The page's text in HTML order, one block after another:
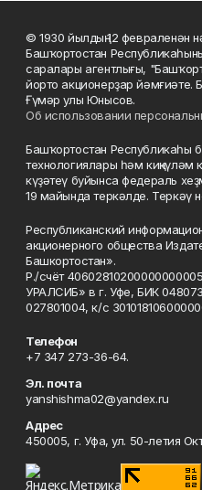
© 1930 йылдың 12 февраленән
Башҡортостан
саралары агентлығы,
йорто акционерҙар
Ғүмәр улы Юнысов.
Об использовании
Башҡортостан Республикаһы
технологиялары һәм
күҙәтеү буйынса федераль
19 майында теркәлде.
Республиканский
акционерного общества
Башкортостан».
Р./счёт
УРАЛСИБ» в г. Уфе, БИК
027801004, к/с
Телефон
+7 347 273-36-64.
Эл. почта
yanshishma02@yandex.ru
Адрес
450005, г. Уфа, ул. 50-летия